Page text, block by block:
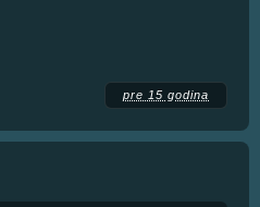
pre 15 godina